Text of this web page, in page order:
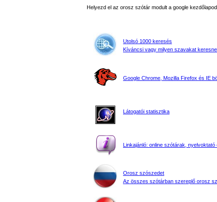
Helyezd el az orosz szótár modult a google
Utolsó 1000 keresés
Kíváncsi vagy milyen szavakat
Google Chrome, Mozilla Firefox és IE
Látogatói statisztika
Linkajánló: online szótárak, nyelvoktató
Orosz szószedet
Az összes szótárban szereplő orosz